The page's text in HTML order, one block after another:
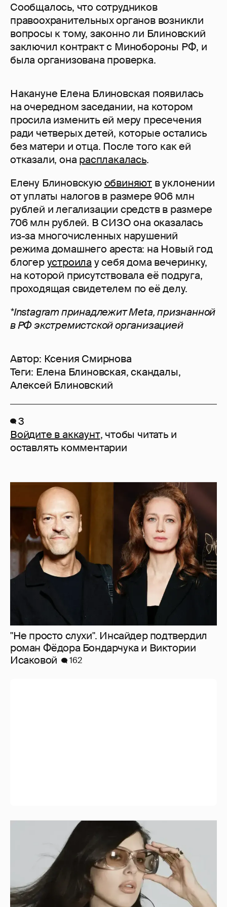
Сообщалось, что сотрудников
правоохранительных органов возникли
вопросы к тому, законно ли Блиновский
заключил контракт с Минобороны РФ, и
была организована проверка.
Накануне Елена Блиновская появилась
на очередном заседании, на котором
просила изменить ей меру пресечения
ради четверых детей, которые остались
без матери и отца. После того как ей
отказали, она расплакалась.
Елену Блиновскуюобвиняют в уклонении
от уплаты налогов в размере 906 млн
рублей и легализации средств в размере
706 млн рублей. В СИЗО она оказалась
из-за многочисленных нарушений
режима домашнего ареста: на Новый год
блогерустроила у себя дома вечеринку,
на которой присутствовала её подруга,
проходящая свидетелем по её делу.
*Instagram принадлежит Meta, признанной
в РФ экстремистской организацией
Автор: Ксения Смирнова
Теги: Елена Блиновская,скандалы,
Алексей Блиновский
3
Войдите в аккаунт, чтобы читать и
оставлять комментарии
"Не просто слухи". Инсайдер подтвердил
роман Фёдора Бондарчука и Виктории
Исаковой
162
"Об этом не принято говорить". Ксения
Шипилова задумалась о заморозке
яйцеклеток